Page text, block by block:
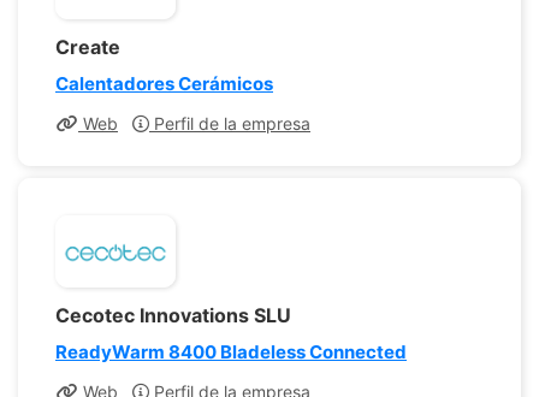
Create
Calentadores Cerámicos
Web Perfil de la empresa
Cecotec Innovations SLU
ReadyWarm 8400 Bladeless Connected
Web Perfil de la empresa